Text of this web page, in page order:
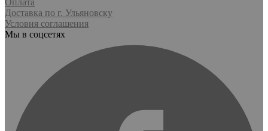
Доставка по г. Ульяновску
Условия соглашения
Мы в соцсетях